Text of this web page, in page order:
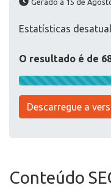
Gerado a 15 de
Estatísticas
O resultado é de
Descarregue a
Conteúdo